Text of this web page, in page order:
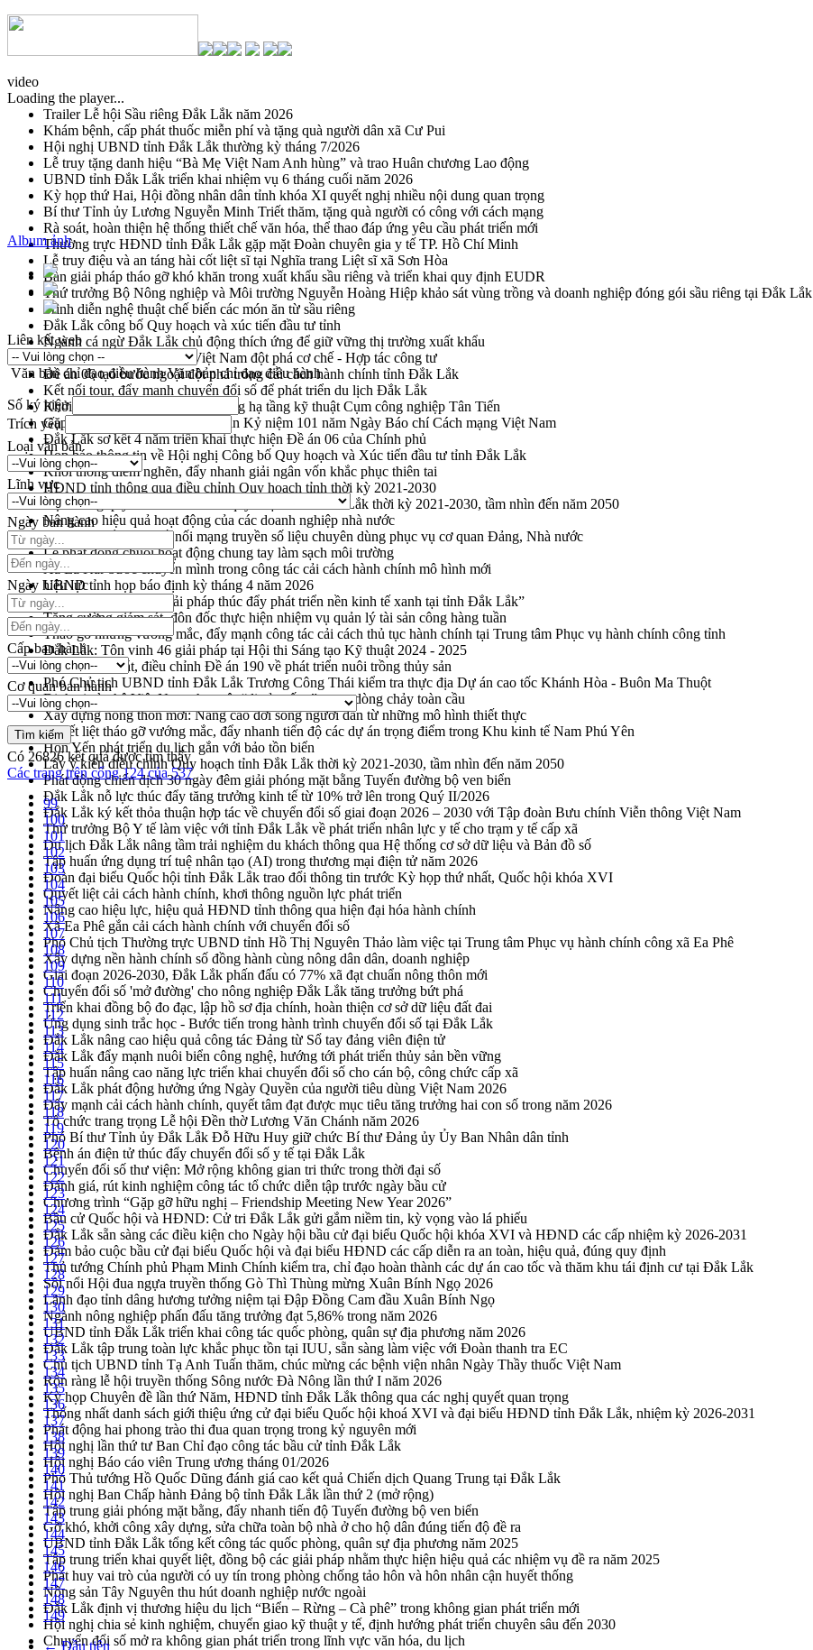
video
Loading the player...
Trailer Lễ hội Sầu riêng Đắk Lắk năm 2026
Khám bệnh, cấp phát thuốc miễn phí và tặng quà người dân xã Cư Pui
Hội nghị UBND tỉnh Đắk Lắk thường kỳ tháng 7/2026
Lễ truy tặng danh hiệu “Bà Mẹ Việt Nam Anh hùng” và trao Huân chương Lao động
UBND tỉnh Đắk Lắk triển khai nhiệm vụ 6 tháng cuối năm 2026
Kỳ họp thứ Hai, Hội đồng nhân dân tỉnh khóa XI quyết nghị nhiều nội dung quan trọng
Bí thư Tỉnh ủy Lương Nguyễn Minh Triết thăm, tặng quà người có công với cách mạng
Rà soát, hoàn thiện hệ thống thiết chế văn hóa, thể thao đáp ứng yêu cầu phát triển mới
Thường trực HĐND tỉnh Đắk Lắk gặp mặt Đoàn chuyên gia y tế TP. Hồ Chí Minh
Lễ truy điệu và an táng hài cốt liệt sĩ tại Nghĩa trang Liệt sĩ xã Sơn Hòa
Bàn giải pháp tháo gỡ khó khăn trong xuất khẩu sầu riêng và triển khai quy định EUDR
Thứ trưởng Bộ Nông nghiệp và Môi trường Nguyễn Hoàng Hiệp khảo sát vùng trồng và doanh nghiệp đóng gói sầu riêng tại Đắk Lắk
Trình diễn nghệ thuật chế biến các món ăn từ sầu riêng
Đắk Lắk công bố Quy hoạch và xúc tiến đầu tư tỉnh
Ngành cá ngừ Đắk Lắk chủ động thích ứng để giữ vững thị trường xuất khẩu
Diễn đàn Kinh tế tư nhân Việt Nam đột phá cơ chế - Hợp tác công tư
Đề án 06 tạo bước ngoặt đột phá trong cải cách hành chính tỉnh Đắk Lắk
Kết nối tour, đẩy mạnh chuyển đổi số để phát triển du lịch Đắk Lắk
Khởi động Dự án Đầu tư xây dựng hạ tầng kỹ thuật Cụm công nghiệp Tân Tiến
Gặp mặt các cơ quan báo chí nhân Kỷ niệm 101 năm Ngày Báo chí Cách mạng Việt Nam
Đắk Lắk sơ kết 4 năm triển khai thực hiện Đề án 06 của Chính phủ
Họp báo thông tin về Hội nghị Công bố Quy hoạch và Xúc tiến đầu tư tỉnh Đắk Lắk
Khơi thông điểm nghẽn, đẩy nhanh giải ngân vốn khắc phục thiên tai
HĐND tỉnh thông qua điều chỉnh Quy hoạch tỉnh thời kỳ 2021-2030
Hội thảo góp ý hồ sơ điều chỉnh quy hoạch tỉnh Đắk Lắk thời kỳ 2021-2030, tầm nhìn đến năm 2050
Nâng cao hiệu quả hoạt động của các doanh nghiệp nhà nước
Hội nghị triển khai kết nối mạng truyền số liệu chuyên dùng phục vụ cơ quan Đảng, Nhà nước
Lễ phát động chuỗi hoạt động chung tay làm sạch môi trường
Xã Ea Kar bước chuyển mình trong công tác cải cách hành chính mô hình mới
UBND tỉnh họp báo định kỳ tháng 4 năm 2026
Hội thảo khoa học “Giải pháp thúc đẩy phát triển nền kinh tế xanh tại tỉnh Đắk Lắk”
Tăng cường giám sát, đôn đốc thực hiện nhiệm vụ quản lý tài sản công hàng tuần
Tháo gỡ những vướng mắc, đẩy mạnh công tác cải cách thủ tục hành chính tại Trung tâm Phục vụ hành chính công tỉnh
Đắk Lắk: Tôn vinh 46 giải pháp tại Hội thi Sáng tạo Kỹ thuật 2024 - 2025
Đắk Lắk rà soát, điều chỉnh Đề án 190 về phát triển nuôi trồng thủy sản
Phó Chủ tịch UBND tỉnh Đắk Lắk Trương Công Thái kiểm tra thực địa Dự án cao tốc Khánh Hòa - Buôn Ma Thuột
Định vị cà phê Việt Nam như một “di sản sống” trong dòng chảy toàn cầu
Xây dựng nông thôn mới: Nâng cao đời sống người dân từ những mô hình thiết thực
Quyết liệt tháo gỡ vướng mắc, đẩy nhanh tiến độ các dự án trọng điểm trong Khu kinh tế Nam Phú Yên
Hòn Yến phát triển du lịch gắn với bảo tồn biển
Lấy ý kiến điều chỉnh Quy hoạch tỉnh Đắk Lắk thời kỳ 2021-2030, tầm nhìn đến năm 2050
Phát động chiến dịch 30 ngày đêm giải phóng mặt bằng Tuyến đường bộ ven biển
Đắk Lắk nỗ lực thúc đẩy tăng trưởng kinh tế từ 10% trở lên trong Quý II/2026
Đắk Lắk ký kết thỏa thuận hợp tác về chuyển đổi số giai đoạn 2026 – 2030 với Tập đoàn Bưu chính Viễn thông Việt Nam
Thứ trưởng Bộ Y tế làm việc với tỉnh Đắk Lắk về phát triển nhân lực y tế cho trạm y tế cấp xã
Du lịch Đắk Lắk nâng tầm trải nghiệm du khách thông qua Hệ thống cơ sở dữ liệu và Bản đồ số
Tập huấn ứng dụng trí tuệ nhân tạo (AI) trong thương mại điện tử năm 2026
Đoàn đại biểu Quốc hội tỉnh Đắk Lắk trao đổi thông tin trước Kỳ họp thứ nhất, Quốc hội khóa XVI
Quyết liệt cải cách hành chính, khơi thông nguồn lực phát triển
Nâng cao hiệu lực, hiệu quả HĐND tỉnh thông qua hiện đại hóa hành chính
Xã Ea Phê gắn cải cách hành chính với chuyển đổi số
Phó Chủ tịch Thường trực UBND tỉnh Hồ Thị Nguyên Thảo làm việc tại Trung tâm Phục vụ hành chính công xã Ea Phê
Xây dựng nền hành chính số đồng hành cùng nông dân dân, doanh nghiệp
Giai đoạn 2026-2030, Đắk Lắk phấn đấu có 77% xã đạt chuẩn nông thôn mới
Chuyển đổi số 'mở đường' cho nông nghiệp Đắk Lắk tăng trưởng bứt phá
Triển khai đồng bộ đo đạc, lập hồ sơ địa chính, hoàn thiện cơ sở dữ liệu đất đai
Ứng dụng sinh trắc học - Bước tiến trong hành trình chuyển đổi số tại Đắk Lắk
Đắk Lắk nâng cao hiệu quả công tác Đảng từ Sổ tay đảng viên điện tử
Đắk Lắk đẩy mạnh nuôi biển công nghệ, hướng tới phát triển thủy sản bền vững
Tập huấn nâng cao năng lực triển khai chuyển đổi số cho cán bộ, công chức cấp xã
Đắk Lắk phát động hưởng ứng Ngày Quyền của người tiêu dùng Việt Nam 2026
Đẩy mạnh cải cách hành chính, quyết tâm đạt được mục tiêu tăng trưởng hai con số trong năm 2026
Tổ chức trang trọng Lễ hội Đền thờ Lương Văn Chánh năm 2026
Phó Bí thư Tỉnh ủy Đắk Lắk Đỗ Hữu Huy giữ chức Bí thư Đảng ủy Ủy Ban Nhân dân tỉnh
Bệnh án điện tử thúc đẩy chuyển đổi số y tế tại Đắk Lắk
Chuyển đổi số thư viện: Mở rộng không gian tri thức trong thời đại số
Đánh giá, rút kinh nghiệm công tác tổ chức diễn tập trước ngày bầu cử
Chương trình “Gặp gỡ hữu nghị – Friendship Meeting New Year 2026”
Bầu cử Quốc hội và HĐND: Cử tri Đắk Lắk gửi gắm niềm tin, kỳ vọng vào lá phiếu
Đắk Lắk sẵn sàng các điều kiện cho Ngày hội bầu cử đại biểu Quốc hội khóa XVI và HĐND các cấp nhiệm kỳ 2026-2031
Đảm bảo cuộc bầu cử đại biểu Quốc hội và đại biểu HĐND các cấp diễn ra an toàn, hiệu quả, đúng quy định
Thủ tướng Chính phủ Phạm Minh Chính kiểm tra, chỉ đạo hoàn thành các dự án cao tốc và thăm khu tái định cư tại Đắk Lắk
Sôi nổi Hội đua ngựa truyền thống Gò Thì Thùng mừng Xuân Bính Ngọ 2026
Lãnh đạo tỉnh dâng hương tưởng niệm tại Đập Đồng Cam đầu Xuân Bính Ngọ
Ngành nông nghiệp phấn đấu tăng trưởng đạt 5,86% trong năm 2026
UBND tỉnh Đắk Lắk triển khai công tác quốc phòng, quân sự địa phương năm 2026
Đắk Lắk tập trung toàn lực khắc phục tồn tại IUU, sẵn sàng làm việc với Đoàn thanh tra EC
Chủ tịch UBND tỉnh Tạ Anh Tuấn thăm, chúc mừng các bệnh viện nhân Ngày Thầy thuốc Việt Nam
Rộn ràng lễ hội truyền thống Sông nước Đà Nông lần thứ I năm 2026
Kỳ họp Chuyên đề lần thứ Năm, HĐND tỉnh Đắk Lắk thông qua các nghị quyết quan trọng
Thống nhất danh sách giới thiệu ứng cử đại biểu Quốc hội khoá XVI và đại biểu HĐND tỉnh Đắk Lắk, nhiệm kỳ 2026-2031
Phát động hai phong trào thi đua quan trọng trong kỷ nguyên mới
Hội nghị lần thứ tư Ban Chỉ đạo công tác bầu cử tỉnh Đắk Lắk
Hội nghị Báo cáo viên Trung ương tháng 01/2026
Phó Thủ tướng Hồ Quốc Dũng đánh giá cao kết quả Chiến dịch Quang Trung tại Đắk Lắk
Hội nghị Ban Chấp hành Đảng bộ tỉnh Đắk Lắk lần thứ 2 (mở rộng)
Tập trung giải phóng mặt bằng, đẩy nhanh tiến độ Tuyến đường bộ ven biển
Gỡ khó, khởi công xây dựng, sửa chữa toàn bộ nhà ở cho hộ dân đúng tiến độ đề ra
UBND tỉnh Đắk Lắk tổng kết công tác quốc phòng, quân sự địa phương năm 2025
Tập trung triển khai quyết liệt, đồng bộ các giải pháp nhằm thực hiện hiệu quả các nhiệm vụ đề ra năm 2025
Phát huy vai trò của người có uy tín trong phòng chống tảo hôn và hôn nhân cận huyết thống
Nông sản Tây Nguyên thu hút doanh nghiệp nước ngoài
Đắk Lắk định vị thương hiệu du lịch “Biển – Rừng – Cà phê” trong không gian phát triển mới
Hội nghị chia sẻ kinh nghiệm, chuyển giao kỹ thuật y tế, định hướng phát triển chuyên sâu đến 2030
Chuyển đổi số mở ra không gian phát triển trong lĩnh vực văn hóa, du lịch
Album ảnh
Liên kết web
Văn bản chỉ đạo điều hành Văn bản chỉ đạo điều hành
Số ký hiệu
Trích yếu
Loại văn bản
Lĩnh vực
Ngày ban hành
Ngày hiệu lực
Cấp ban hành
Cơ quan ban hành
Có 26826kết quả được tìm thấy
Các trang trên cổng 124 của 537
99
100
101
102
103
104
105
106
107
108
109
110
111
112
113
114
115
116
117
118
119
120
121
122
123
124
125
126
127
128
129
130
131
132
133
134
135
136
137
138
139
140
141
142
143
144
145
146
147
148
149
← Đầu tiên